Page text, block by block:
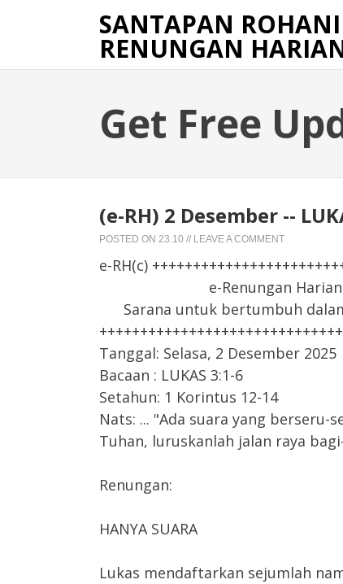
SANTAPAN
RENUNGAN
Get Free
(e-RH) 2 Desember --
POSTED ON 23.10 // LEAVE A COMMENT
e-RH(c)
e-Renungan Harian
Sarana untuk bertumbuh
Tanggal: Selasa, 2 Desember 2025
Bacaan : LUKAS 3:1-6
Setahun: 1 Korintus 12-14
Nats: ... "Ada suara yang
Tuhan, luruskanlah jalan raya
Renungan:
HANYA SUARA
Lukas mendaftarkan sejumlah